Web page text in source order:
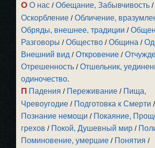
О О нас /Обещание, Забывчивость
Оскорбление /Обличение,
Обряды, внешнее, традиции /
Разговоры /Общество /Община /
Внешний вид /Откровение /
Отрешенность /Отшельник,
одиночество.
П Падения / Переживание / Пища,
Чревоугодие / Подготовка к Смерти /
Познание немощи / Покаяние,
грехов / Покой, Душевный мир /
Поминовение, умершие / Понятия /